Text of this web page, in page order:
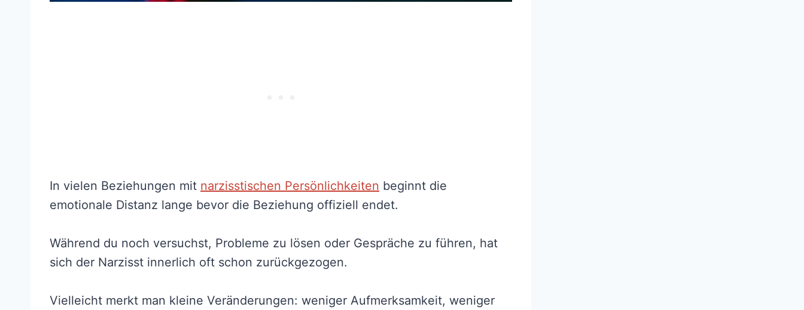
In vielen Beziehungen mit narzisstischen Persönlichkeiten beginnt die
emotionale Distanz lange bevor die Beziehung offiziell endet.
Während du noch versuchst, Probleme zu lösen oder Gespräche zu führen, hat
sich der Narzisst innerlich oft schon zurückgezogen.
Vielleicht merkt man kleine Veränderungen: weniger Aufmerksamkeit, weniger